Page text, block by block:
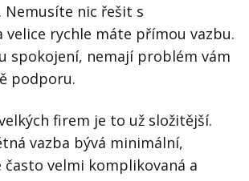
Nemusíte nic řešit s
velice rychle máte přímou vazbu.
spokojení, nemají problém vám
podporu.
firem je to už složitější.
vazba bývá minimální,
často velmi komplikovaná a